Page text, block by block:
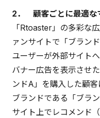
2． 顧客ごとに最適な
「Rtoaster」の多彩な
ァンサイトで「ブラン
ユーザーが外部サイト
バナー広告を表示させ
ンドA」を購入した顧
ブランドである「ブラ
サイト上でレコメンド